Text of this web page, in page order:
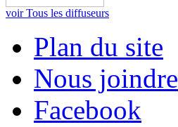
voir Tous les diffuseurs
Plan du site
Nous joindre
Facebook